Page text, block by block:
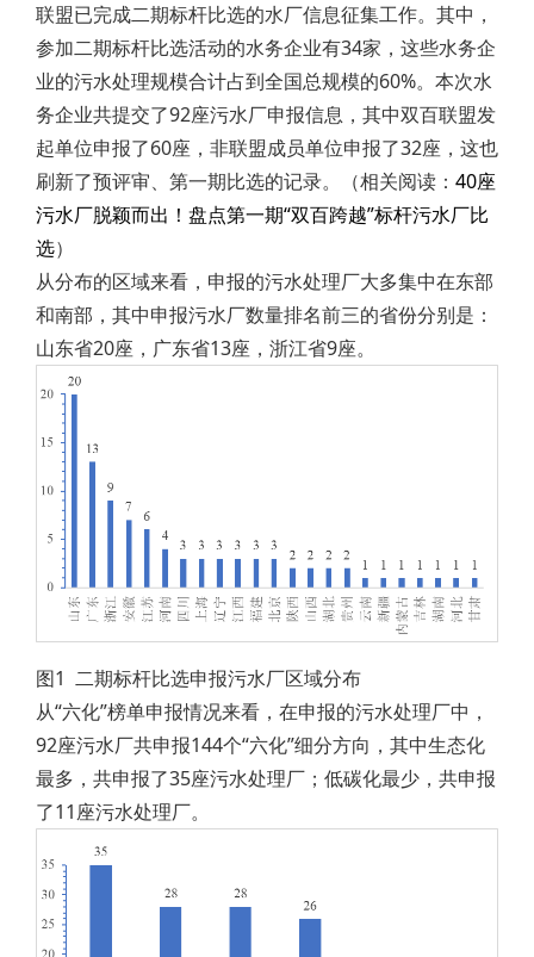
联盟已完成二期标杆比选的水厂信息征集工作。其中，
参加二期标杆比选活动的水务企业有34家，这些水务企
业的污水处理规模合计占到全国总规模的60%。本次水
务企业共提交了92座污水厂申报信息，其中双百联盟发
起单位申报了60座，非联盟成员单位申报了32座，这也
刷新了预评审、第一期比选的记录。（相关阅读： 40座
污水厂脱颖而出！盘点第一期“双百跨越”标杆污水厂比
选）
从分布的区域来看，申报的污水处理厂大多集中在东部
和南部，其中申报污水厂数量排名前三的省份分别是：
山东省20座，广东省13座，浙江省9座。
图1 二期标杆比选申报污水厂区域分布
从“六化”榜单申报情况来看，在申报的污水处理厂中，
92座污水厂共申报144个“六化”细分方向，其中生态化
最多，共申报了35座污水处理厂；低碳化最少，共申报
了11座污水处理厂。